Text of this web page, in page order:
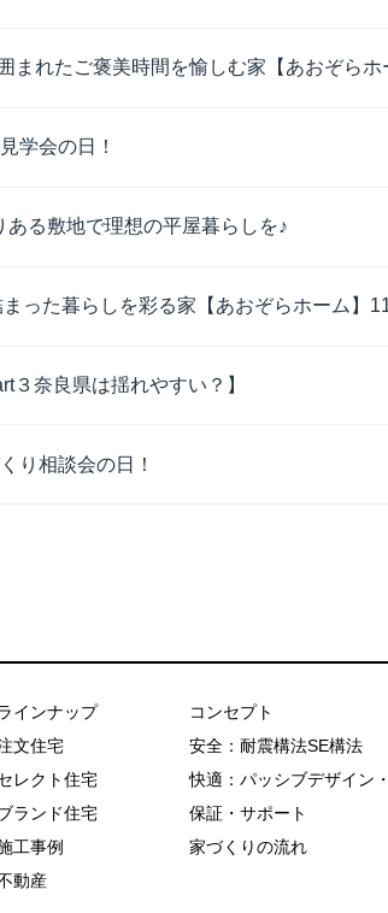
まれたご褒美時間を愉しむ家【あおぞら
学会の日！
ある敷地で理想の平屋暮らしを♪
った暮らしを彩る家【あおぞらホーム】
奈良県は揺れやすい？】
り相談会の日！
インナップ
文住宅
レクト住宅
ランド住宅
工事例
動産
コンセプト
安全：耐震構法SE構法
快適：パッシブデザイン
保証・サポート
家づくりの流れ